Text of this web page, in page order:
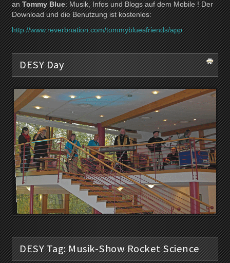
anTommy Blue: Musik, Infos und Blogs auf dem Mobile ! Der
Download und die Benutzung ist kostenlos:
http://www.reverbnation.com/tommybluesfriends/app
DESY Day
DESY Tag: Musik-Show Rocket Science